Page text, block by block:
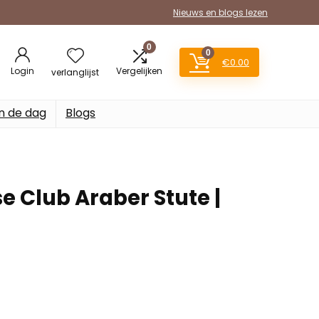
Nieuws en blogs lezen
Login verlanglijst
0
Vergelijken
0
€0.00
de dag Blogs
Club Araber Stute |